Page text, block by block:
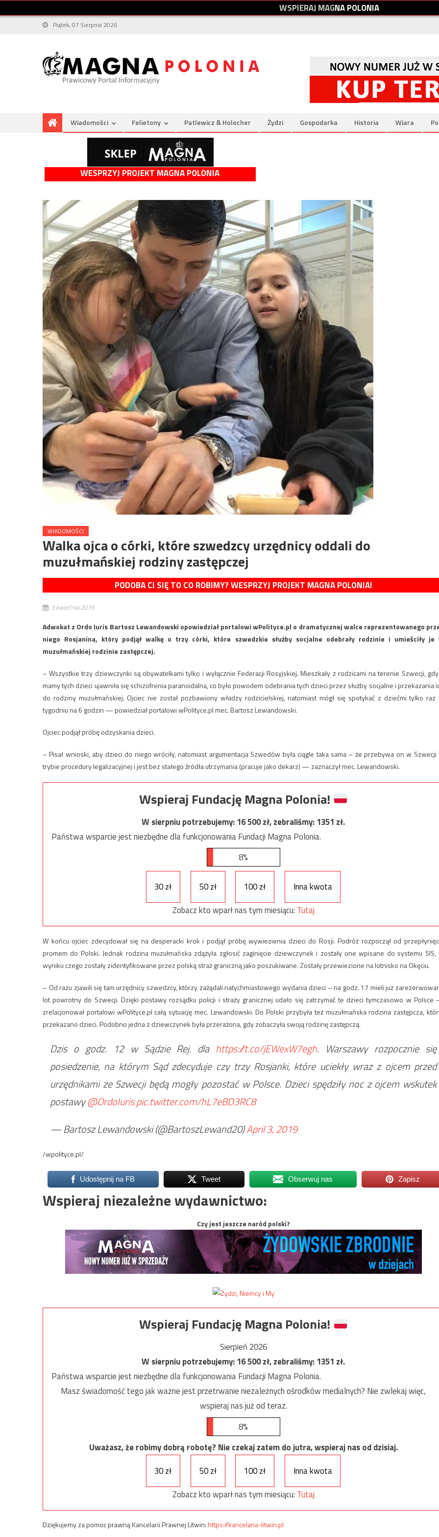
WSPIERAJMAGNAPOLONIA
Piątek, 07 Sierpnia 2026
Wiadomości Felietony Patlewicz & Holocher Żydzi Gospodarka Historia Wiara
WESPRZYJ PROJEKT MAGNA POLONIA
WIADOMOŚCI
Walka ojca o córki, które szwedzcy urzędnicy oddali do
muzułmańskiej rodziny zastępczej
PODOBA CI SIĘ TO CO ROBIMY? WESPRZYJ PROJEKT MAGNA POLONIA!
3 kwietnia 2019
Adwokat z Ordo Iuris Bartosz Lewandowski opowiedział portalowi wPolityce.pl o dramatycznej walce reprezentowanego
niego Rosjanina, który podjął walkę o trzy córki, które szwedzkie służby socjalne odebrały rodzinie i umieściły je
muzułmańskiej rodzinie zastępczej.
– Wszystkie trzy dziewczynki są obywatelkami tylko i wyłącznie Federacji Rosyjskiej. Mieszkały z rodzicami na terenie Szwecji,
mamy tych dzieci ujawniła się schizofrenia paranoidalna, co było powodem odebrania tych dzieci przez służby socjalne i przekazania
do rodziny muzułmańskiej. Ojciec nie został pozbawiony władzy rodzicielskiej, natomiast mógł się spotykać z dziećmi tylko raz
tygodniu na 6 godzin — powiedział portalowi wPolityce.pl mec. Bartosz Lewandowski.
Ojciec podjął próbę odzyskania dzieci.
– Pisał wnioski, aby dzieci do niego wróciły, natomiast argumentacja Szwedów była ciągle taka sama – że przebywa on w Szwecji
trybie procedury legalizacyjnej i jest bez stałego źródła utrzymania (pracuje jako dekarz) — zaznaczył mec. Lewandowski.
Wspieraj Fundację Magna Polonia!
W sierpniu potrzebujemy:16 500zł, zebraliśmy:1351 zł.
Państwa wsparcie jest niezbędne dla funkcjonowania Fundacji Magna Polonia.
8%
30 zł 50 zł 100 zł
Inna kwota
Zobacz kto wparł nas tym miesiącu: Tutaj
W końcu ojciec zdecydował się na desperacki krok i podjął próbę wywiezienia dzieci do Rosji. Podróż rozpoczął od
promem do Polski. Jednak rodzina muzułmańska zdążyła zgłosić zaginięcie dziewczynek i zostały one wpisane do systemu SIS,
wyniku czego zostały zidentyfikowane przez polską straż graniczną jako poszukiwane. Zostały przewiezione na lotnisko na Okęciu.
– Od razu zjawili się tam urzędnicy szwedzcy, którzy zażądali natychmiastowego wydania dzieci – na godz. 17 mieli już
lot powrotny do Szwecji. Dzięki postawy rozsądku policji i straży granicznej udało się zatrzymać te dzieci tymczasowo w
zrelacjonował portalowi wPolityce.pl całą sytuację mec. Lewandowski. Do Polski przybyła też muzułmańska rodzina zastępcza,
przekazano dzieci. Podobno jedna z dziewczynek była przerażona, gdy zobaczyła swoją rodzinę zastępczą.
Dzis o godz. 12 w Sądzie Rej. dla https://t.co/jEWexW7egh. Warszawy rozpocznie się
posiedzenie, na którym Sąd zdecyduje czy trzy Rosjanki, które uciekły wraz z ojcem przed
urzędnikami ze Szwecji będą mogły pozostać w Polsce. Dzieci spędziły noc z ojcem wskutek
postawy@OrdoIurispic.twitter.com/hL7eBD3RC8
— Bartosz Lewandowski (@BartoszLewand20)April 3, 2019
/wpolityce.pl/
Udostępnij na FB Tweet Obserwuj nas Zapisz
Wspieraj niezależne wydawnictwo:
Czy jest jeszcze naród polski?
Wspieraj Fundację Magna Polonia!
Sierpień 2026
W sierpniu potrzebujemy:16 500zł, zebraliśmy:1351 zł.
Państwa wsparcie jest niezbędne dla funkcjonowania Fundacji Magna Polonia.
Masz świadomość tego jak ważne jest przetrwanie niezależnych ośrodków medialnych? Nie zwlekaj więc,
wspieraj nas już od teraz.
8%
Uważasz, że robimy dobrą robotę? Nie czekaj zatem do jutra, wspieraj nas od dzisiaj.
30 zł
50 zł 100 zł
Inna kwota
Zobacz kto wparł nas tym miesiącu: Tutaj
Dziękujemy za pomoc prawną Kancelarii Prawnej Litwin:https://kancelaria-litwin.pl